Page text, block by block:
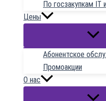
По госзакупкам IT
Цены
Абонентское
Промоакции
О нас